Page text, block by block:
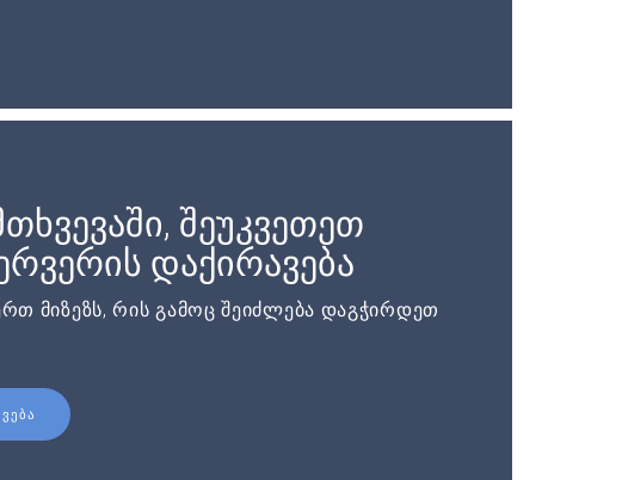
შეუკვეთეთ
დაქირავება
მიზეზს, რის გამოც შეიძლება დაგჭირდეთ